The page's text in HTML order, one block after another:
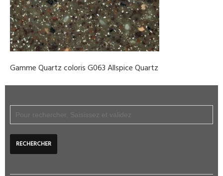
Gamme Quartz coloris G063 Allspice Quartz